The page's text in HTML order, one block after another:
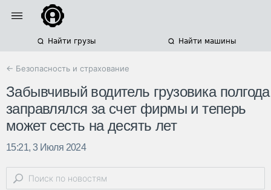
Найти грузы Найти машины
← Безопасность и страхование
Забывчивый водитель грузовика полгода
заправлялся за счет фирмы и теперь
может сесть на десять лет
15:21, 3 Июля 2024